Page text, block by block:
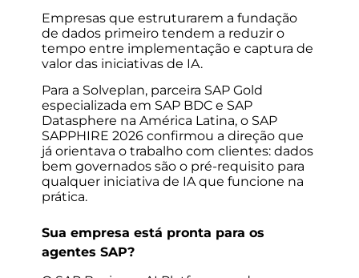
Empresas que estruturarem a fundação
de dados primeiro tendem a reduzir o
tempo entre implementação e captura de
valor das iniciativas de IA.
Para a Solveplan, parceira SAP Gold
especializada em SAP BDC e SAP
Datasphere na América Latina, o SAP
SAPPHIRE 2026 confirmou a direção que
já orientava o trabalho com clientes: dados
bem governados são o pré-requisito para
qualquer iniciativa de IA que funcione na
prática.
Sua empresa está pronta para os
agentes SAP?